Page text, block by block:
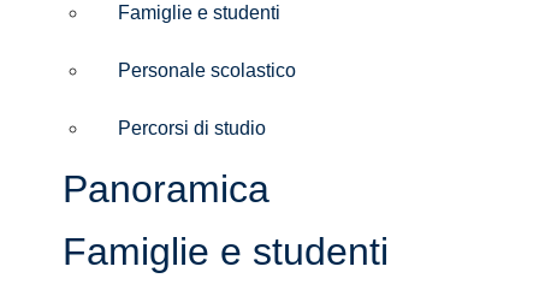
Famiglie e studenti
Personale scolastico
Percorsi di studio
Panoramica
Famiglie e studenti